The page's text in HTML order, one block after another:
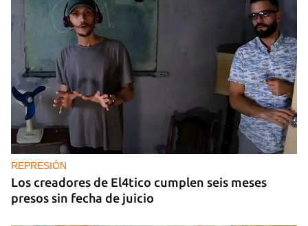
REPRESIÓN
Los creadores de El4tico cumplen seis meses
presos sin fecha de juicio